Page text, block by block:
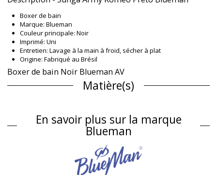
Boxer de bain
Marque: Blueman
Couleur principale: Noir
Imprimé: Uni
Entretien: Lavage à la main à froid, sécher à plat
Origine: Fabriqué au Brésil
Boxer de bain Noir Blueman AV
Matière(s)
Informations sur le produit
Département: Homme, Boxer de bain
Ce produit comprend: 1 x Boxer de bain (Autres accessoires
HS CODE (Code douanes): 6112.31.00.10
En savoir plus sur la marque
Blueman